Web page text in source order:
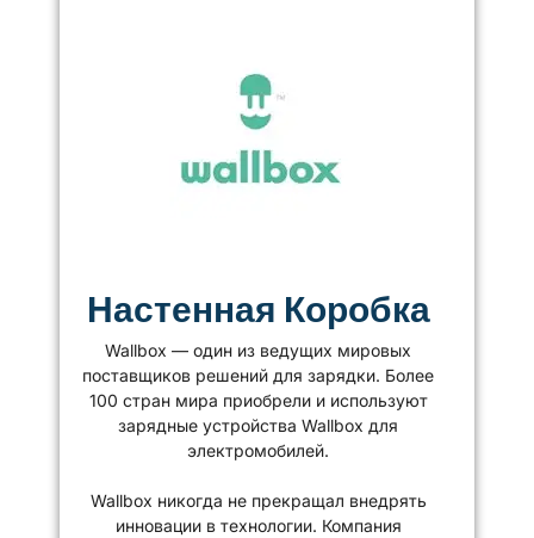
Настенная Коробка
Wallbox — один из ведущих мировых
поставщиков решений для зарядки. Более
100 стран мира приобрели и используют
зарядные устройства Wallbox для
электромобилей.
Wallbox никогда не прекращал внедрять
инновации в технологии. Компания